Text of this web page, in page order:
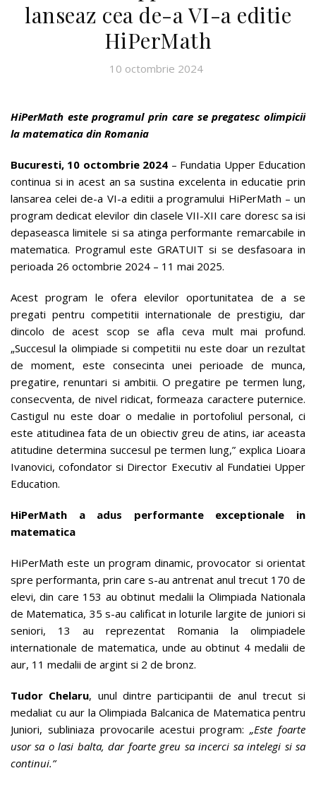
lanseaz cea de-a VI-a editie
HiPerMath
10 octombrie 2024
HiPerMath este programul prin care se pregatesc olimpicii
la matematica din Romania
Bucuresti, 10 octombrie 2024 – Fundatia Upper Education
continua si in acest an sa sustina excelenta in educatie prin
lansarea celei de-a VI-a editii a programului HiPerMath – un
program dedicat elevilor din clasele VII-XII care doresc sa isi
depaseasca limitele si sa atinga performante remarcabile in
matematica. Programul este GRATUIT si se desfasoara in
perioada 26 octombrie 2024 – 11 mai 2025.
Acest program le ofera elevilor oportunitatea de a se
pregati pentru competitii internationale de prestigiu, dar
dincolo de acest scop se afla ceva mult mai profund.
„Succesul la olimpiade si competitii nu este doar un rezultat
de moment, este consecinta unei perioade de munca,
pregatire, renuntari si ambitii. O pregatire pe termen lung,
consecventa, de nivel ridicat, formeaza caractere puternice.
Castigul nu este doar o medalie in portofoliul personal, ci
este atitudinea fata de un obiectiv greu de atins, iar aceasta
atitudine determina succesul pe termen lung,” explica Lioara
Ivanovici, cofondator si Director Executiv al Fundatiei Upper
Education.
HiPerMath a adus performante exceptionale in
matematica
HiPerMath este un program dinamic, provocator si orientat
spre performanta, prin care s-au antrenat anul trecut 170 de
elevi, din care 153 au obtinut medalii la Olimpiada Nationala
de Matematica, 35 s-au calificat in loturile largite de juniori si
seniori, 13 au reprezentat Romania la olimpiadele
internationale de matematica, unde au obtinut 4 medalii de
aur, 11 medalii de argint si 2 de bronz.
Tudor Chelaru, unul dintre participantii de anul trecut si
medaliat cu aur la Olimpiada Balcanica de Matematica pentru
Juniori, subliniaza provocarile acestui program:„Este foarte
usor sa o lasi balta, dar foarte greu sa incerci sa intelegi si sa
continui.”